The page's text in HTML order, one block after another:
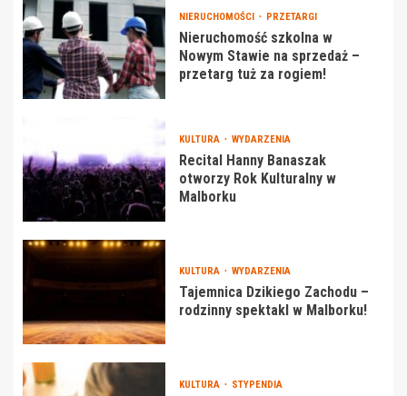
NIERUCHOMOŚCI PRZETARGI
Nieruchomość szkolna w
Nowym Stawie na sprzedaż –
przetarg tuż za rogiem!
KULTURA WYDARZENIA
Recital Hanny Banaszak
otworzy Rok Kulturalny w
Malborku
KULTURA WYDARZENIA
Tajemnica Dzikiego Zachodu –
rodzinny spektakl w Malborku!
KULTURA STYPENDIA